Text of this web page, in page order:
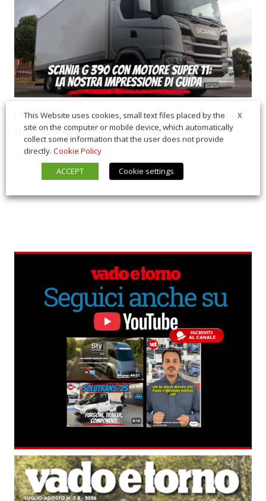
[Video] Scania Super G 390 con motore da 11
litri: potenza ed efficienza su misura
07/24/2026 Prove
X
This Website uses cookies, small text files placed by the
site on the computer or mobile device, which automatically
collect some information that the user does not provide
directly. Cookie Policy
ACCEPT
Cookie settings